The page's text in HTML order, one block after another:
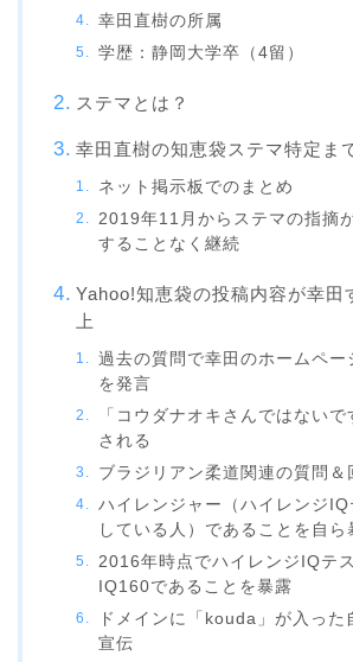
幸田直樹の所属
学歴：静岡大学卒（4留）
ステマとは？
幸田直樹の知恵袋ステマ特定ま
ネット掲示板でのまとめ
2019年11月からステマの指摘
することなく継続
Yahoo!知恵袋の投稿内容が幸田
上
過去の質問で幸田のホームペー
を発言
「コウダナオキさんではない
される
ブラジリアン柔道関連の質問＆
ハイレンジャー（ハイレンジIQ
している人）であることを自ら
2016年時点でハイレンジIQテ
IQ160であることを暴露
ドメインに「kouda」が入った
宣伝